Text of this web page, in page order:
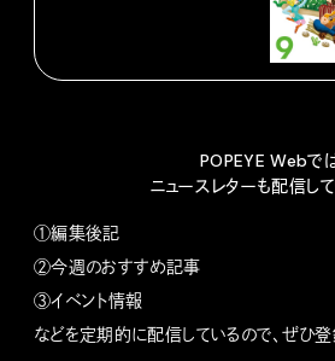
POPEYE Webで
ニュースレターも配信して
①編集後記
②今週のおすすめ記事
③イベント情報
などを定期的に配信しているので、ぜひ登